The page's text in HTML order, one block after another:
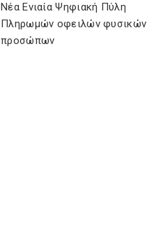
Νέα Ενιαία Ψηφιακή Πύλη
Πληρωμών οφειλών φυσικών
προσώπων